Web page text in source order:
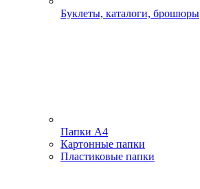
Буклеты, каталоги, брошюры
Папки А4
Картонные папки
Пластиковые папки